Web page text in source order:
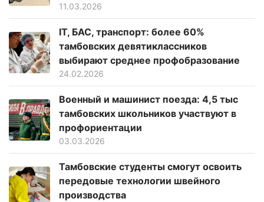
11.03.2026
IT, БАС, транспорт: более 60%
тамбовских девятиклассников
выбирают среднее профобразование
24.02.2026
Военный и машинист поезда: 4,5 тыс
тамбовских школьников участвуют в
профориентации
03.03.2026
Тамбовские студенты смогут освоить
передовые технологии швейного
производства